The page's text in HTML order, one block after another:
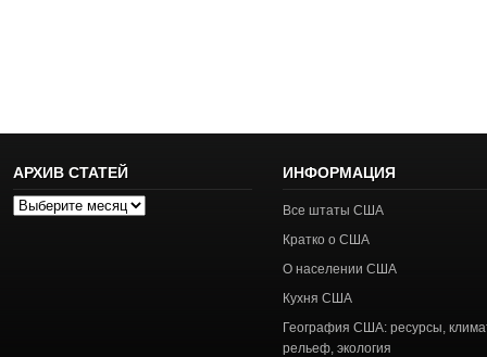
АРХИВ СТАТЕЙ
Архив
ИНФОРМАЦИЯ
Все штаты США
Кратко о США
О населении США
Кухня США
География США: ресурсы,
рельеф, экология